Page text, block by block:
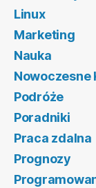
Linux
Marketing
Nauka
Nowoczesne
Podróże
Poradniki
Praca zdalna
Prognozy